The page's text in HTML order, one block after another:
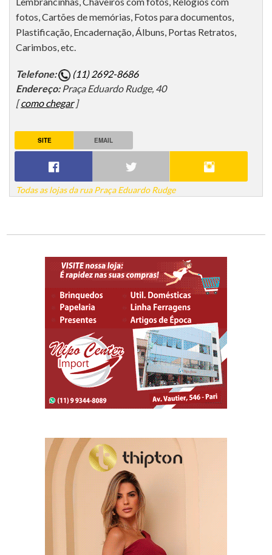
fotos, Cartões de memórias, Fotos para documentos,
Plastificação, Encadernação, Álbuns, Portas Retratos,
Carimbos, etc.
Telefone:
(11) 2692-8686
Endereço: Praça Eduardo Rudge, 40
[como chegar]
SITE EMAIL
Todas as lojas da rua Praça Eduardo Rudge